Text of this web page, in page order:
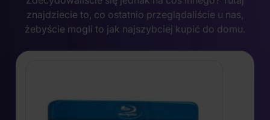
znajdziecie to, co ostatnio przeglądaliście u nas,
żebyście mogli to jak najszybciej kupić do domu.